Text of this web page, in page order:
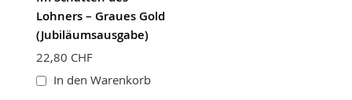
Lohners – Graues Gold
(Jubiläumsausgabe)
22,80 CHF
In den Warenkorb